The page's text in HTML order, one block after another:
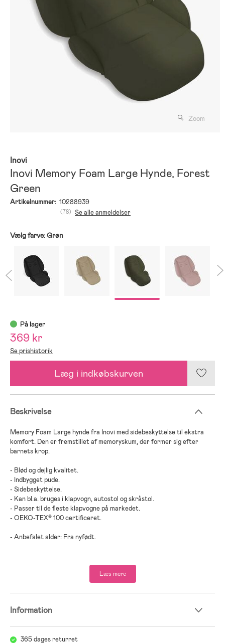
Zoom
Inovi
Inovi Memory Foam Large Hynde, Forest
Green
Artikelnummer: 10288939
(78) Se alle anmeldelser
Vælg farve:Grøn
På lager
369 kr
Se prishistorik
Læg i indkøbskurven
Beskrivelse
Memory Foam Large hynde fra Inovi med sidebeskyttelse til ekstra
komfort. Den er fremstillet af memoryskum, der former sig efter
barnets krop.
- Blød og dejlig kvalitet.
- Indbygget pude.
- Sidebeskyttelse.
- Kan bl.a. bruges i klapvogn, autostol og skråstol.
- Passer til de fleste klapvogne på markedet.
- OEKO-TEX® 100 certificeret.
- Anbefalet alder: Fra nyfødt.
Læs mere
Information
365 dages returret